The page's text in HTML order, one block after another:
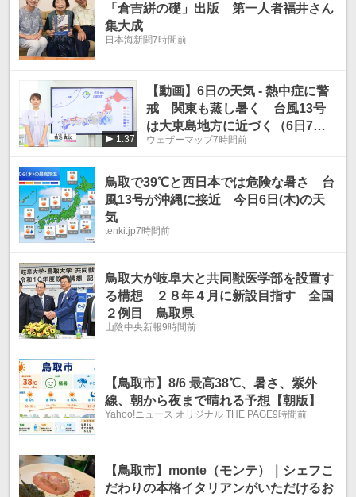
「倉吉絣の礎」出版 第一人者福井さん
集大成
日本海新聞7時間前
1:37
【動画】6日の天気 - 熱中症に警
戒 関東も蒸し暑く 台風13号
は大東島地方に近づく（6日7時
更新）
ウェザーマップ7時間前
鳥取で39℃と西日本では危険な暑さ 台
風13号が沖縄に接近 今日6日(木)の天
気
tenki.jp7時間前
鳥取大が岐阜大と共同獣医学部を設置す
る構想 ２８年４月に新設目指す 全国
２例目 鳥取県
山陰中央新報9時間前
【鳥取市】8/6 最高38℃、暑さ、紫外
線、朝から夜まで晴れる予想【朝版】
Yahoo!ニュース オリジナル THE PAGE9時間前
【鳥取市】monte（モンテ）｜シェフこ
だわりの本格イタリアンがいただけるお